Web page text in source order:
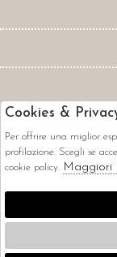
Cookies &
Per offrire una miglior
profilazione. Scegli se
cookie policy. Maggiori